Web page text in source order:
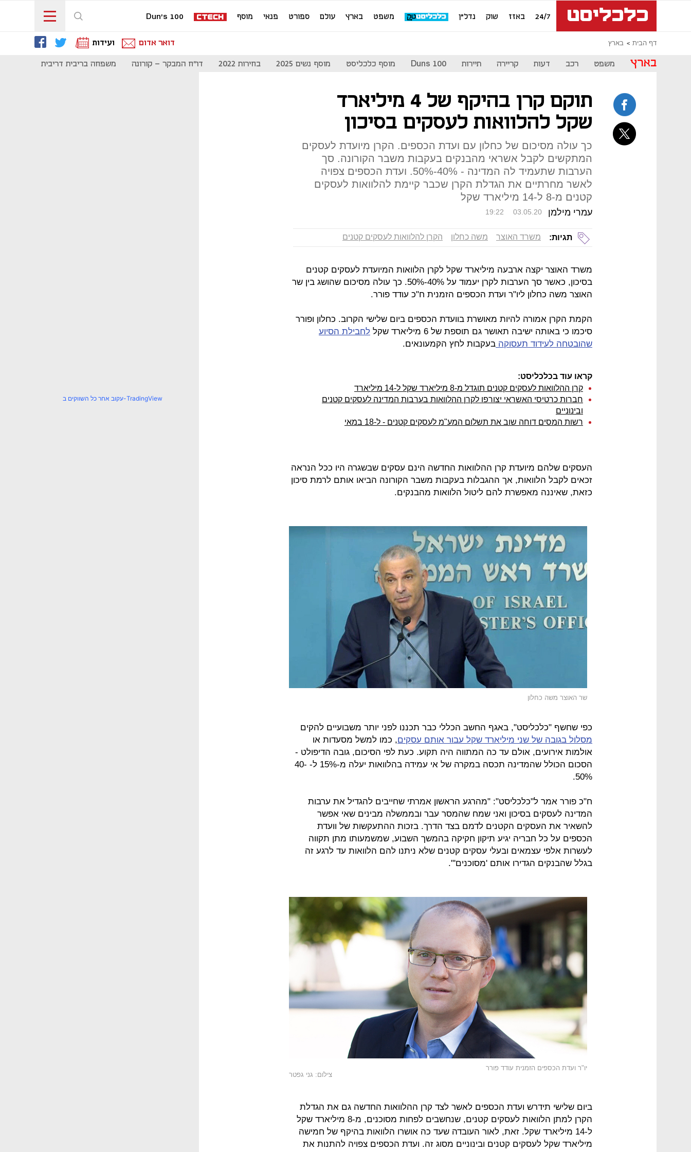
24/7 באזז שוק נדל"ן משפט בארץ עולם ספורט פנאי מוסף Dun's 100
דף הבית בארץ דואר אדום ועידות
בארץ משפט רכב דעות קריירה תיירות Duns 100 מוסף כלכליסט מוסף נשים 2025 בחירות 2022 דו"ח המבקר - קורונה משפחה בריבית דריבית
תוקם קרן בהיקף של 4 מיליארד
שקל להלוואות לעסקים בסיכון
כך עולה מסיכום של כחלון עם ועדת הכספים. הקרן מיועדת לעסקים
המתקשים לקבל אשראי מהבנקים בעקבות משבר הקורונה. סך
הערבות שתעמיד לה המדינה - 40%-50%. ועדת הכספים צפויה
לאשר מחרתיים את הגדלת הקרן שכבר קיימת להלוואות לעסקים
קטנים מ-8 ל-14 מיליארד שקל
עמרי מילמן 19:22 03.05.20
תגיות: משרד האוצר משה כחלון הקרן להלוואות לעסקים קטנים
משרד האוצר יקצה ארבעה מיליארד שקל לקרן הלוואות המיועדת לעסקים קטנים
בסיכון, כאשר סך הערבות לקרן יעמוד על 40%-50%. כך עולה מסיכום שהושג בין שר
האוצר משה כחלון ליו"ר ועדת הכספים הזמנית ח"כ עודד פורר.
הקמת הקרן אמורה להיות מאושרת בוועדת הכספים ביום שלישי הקרוב. כחלון ופורר
סיכמו כי באותה ישיבה תאושר גם תוספת של 6 מיליארד שקל
לחבילת הסיוע
שהובטחה לעידוד תעסוקה בעקבות לחץ הקמעונאים.
קראו עוד בכלכליסט:
קרן ההלוואות לעסקים קטנים תוגדל מ-8 מיליארד שקל ל-14 מיליארד
חברות כרטיסי האשראי יצורפו לקרן ההלוואות בערבות המדינה לעסקים קטנים
ובינוניים
רשות המסים דוחה שוב את תשלום המע"מ לעסקים קטנים - ל-18 במאי
העסקים שלהם מיועדת קרן ההלוואות החדשה הינם עסקים שבשגרה היו ככל הנראה
זכאים לקבל הלוואות, אך ההגבלות בעקבות משבר הקורונה הביאו אותם לרמת סיכון
כזאת, שאיננה מאפשרת להם ליטול הלוואות מהבנקים.
שר האוצר משה כחלון
כפי שחשף "כלכליסט", באגף החשב הכללי כבר תכננו לפני יותר משבועיים להקים
מסלול בגובה של שני מיליארד שקל עבור אותם עסקים, כמו למשל מסעדות או
אולמות אירועים, אולם עד כה המתווה היה תקוע. כעת לפי הסיכום, גובה הדיפולט -
הסכום הכולל שהמדינה תכסה במקרה של אי עמידה בהלוואות יעלה מ-15% ל- 40-
50%.
ח"כ פורר אמר ל"כלכליסט": "מהרגע הראשון אמרתי שחייבים להגדיל את ערבות
המדינה לעסקים בסיכון ואני שמח שהמסר עבר ובממשלה מבינים שאי אפשר
להשאיר את העסקים הקטנים לדמם בצד הדרך. בזכות ההתעקשות של וועדת
הכספים על כל חבריה יגיע תיקון חקיקה בהמשך השבוע, שמשמעותו מתן תקווה
לעשרות אלפי עצמאים ובעלי עסקים קטנים שלא ניתנו להם הלוואות עד לרגע זה
בגלל שהבנקים הגדירו אותם 'מסוכנים'".
יו"ר ועדת הכספים הזמנית עודד פורר
צילום: גני גפטר
ביום שלישי תידרש ועדת הכספים לאשר לצד קרן ההלוואות החדשה גם את הגדלת
הקרן למתן הלוואות לעסקים קטנים, שנחשבים לפחות מסוכנים, מ-8 מיליארד שקל
ל-14 מיליארד שקל. זאת, לאור העובדה שעד כה אושרו הלוואות בהיקף של חמישה
מיליארד שקל לעסקים קטנים ובינוניים מסוג זה. ועדת הכספים צפויה להתנות את
עקוב אחר כל השווקים ב-TradingView